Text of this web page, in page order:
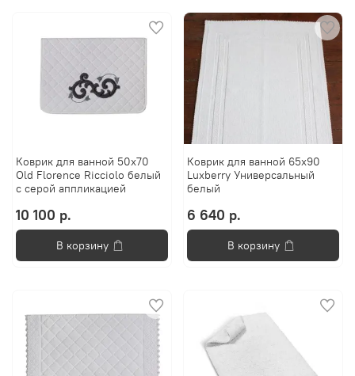
Коврик для ванной 50х70
Old Florence Ricciolo белый
с серой аппликацией
10 100 р.
В корзину
Коврик для ванной 65х90
Luxberry Универсальный
белый
6 640 р.
В корзину